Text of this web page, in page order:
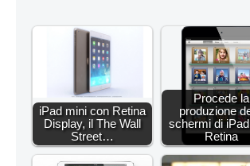
iPad mini con Retina
Display, il The Wall
Street…
Procede la
produzione
schermi di
Retina